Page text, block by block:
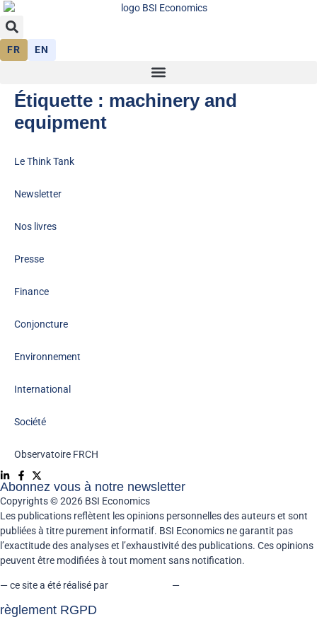
FR EN
Étiquette : machinery and
equipment
Le Think Tank
Newsletter
Nos livres
Presse
Finance
Conjoncture
Environnement
International
Société
Observatoire FRCH
Abonnez vous à notre newsletter
Copyrights © 2026 BSI Economics
Les publications reflètent les opinions personnelles des auteurs et sont
publiées à titre purement informatif. BSI Economics ne garantit pas
l’exactitude des analyses et l’exhaustivité des publications. Ces opinions
peuvent être modifiées à tout moment sans notification.
— ce site a été réalisé par —
règlement RGPD